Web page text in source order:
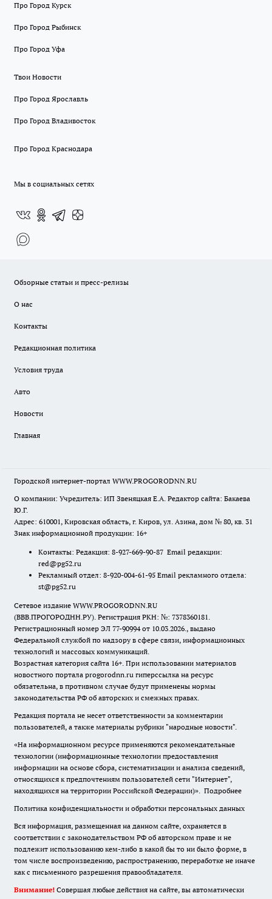
Про Город Курск
Про Город Рыбинск
Про Город Уфа
Твои Новости
Про Город Ярославль
Про Город Владивосток
Про Город Краснодара
Мы в социальных сетях
Обзорные статьи и пресс-релизы
О нас
Контакты
Редакционная политика
Условия труда
Авто
Новости
Главная
Городской интернет-портал WWW.PROGORODNN.RU
О компании: Учредитель: ИП Звеняцкая Е.А. Редактор сайта: Бакаева
Ю.Г.
Адрес: 610001, Кировская область, г. Киров, ул. Азина, дом № 80, кв. 31
Знак информационной продукции: 16+
Контакты: Редакция: 8-927-669-90-87 Email редакции:
red@pg52.ru
Рекламный отдел: 8-920-004-61-95 Email рекламного отдела:
st@pg52.ru
Сетевое издание WWW.PROGORODNN.RU
(ВВВ.ПРОГОРОДНН.РУ). Регистрация РКН: №: 7378360181.
Регистрационный номер ЭЛ 77-90994 от 10.03.2026., выдано
Федеральной службой по надзору в сфере связи, информационных
технологий и массовых коммуникаций.
Возрастная категория сайта 16+. При использовании материалов
новостного портала progorodnn.ru гиперссылка на ресурс
обязательна, в противном случае будут применены нормы
законодательства РФ об авторских и смежных правах.
Редакция портала не несет ответственности за комментарии
пользователей, а также материалы рубрики "народные новости".
«На информационном ресурсе применяются рекомендательные
технологии (информационные технологии предоставления
информации на основе сбора, систематизации и анализа сведений,
относящихся к предпочтениям пользователей сети "Интернет",
находящихся на территории Российской Федерации)». Подробнее
Политика конфиденциальности и обработки персональных данных
Вся информация, размещенная на данном сайте, охраняется в
соответствии с законодательством РФ об авторском праве и не
подлежит использованию кем-либо в какой бы то ни было форме, в
том числе воспроизведению, распространению, переработке не иначе
как с письменного разрешения правообладателя.
Внимание! Совершая любые действия на сайте, вы автоматически